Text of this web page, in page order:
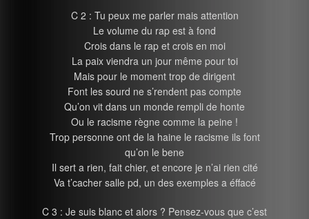
C 2 : Tu peux me parler mais attention
Le volume du rap est à fond
Crois dans le rap et crois en moi
La paix viendra un jour même pour toi
Mais pour le moment trop de dirigent
Font les sourd ne s’rendent pas compte
Qu’on vit dans un monde rempli de honte
Ou le racisme règne comme la peine !
Trop personne ont de la haine le racisme ils font
qu’on le bene
Il sert a rien, fait chier, et encore je n’ai rien cité
Va t’cacher salle pd, un des exemples a éffacé
C 3 : Je suis blanc et alors ? Pensez-vous que c’est